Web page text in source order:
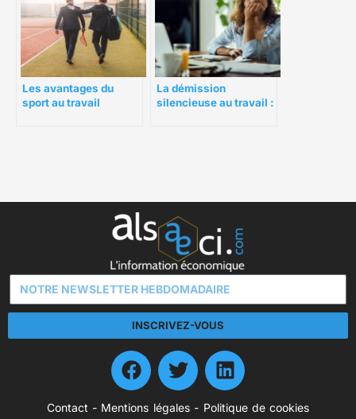
Les avantages du
sport au travail
La démission
silencieuse au travail :
INSCRIVEZ-VOUS
Contact - Mentions légales- Politique de cookies